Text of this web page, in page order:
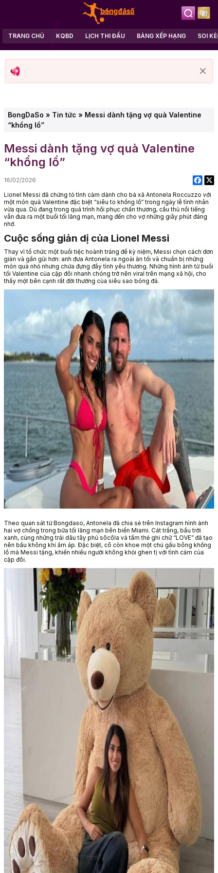
TRANG CHỦ KQBD LỊCH THI ĐẤU BẢNG XẾP HẠNG SOI
BongDaSo » Tin tức » Messi dành tặng vợ quà Valentine
“khổng lồ”
Messi dành tặng vợ quà Valentine
“khổng lồ”
16/02/2026
Lionel Messi đã chứng tỏ tình cảm dành cho bà xã Antonela Roccuzzo với
một món quà Valentine đặc biệt “siêu to khổng lồ” trong ngày lễ tình nhân
vừa qua. Dù đang trong quá trình hồi phục chấn thương, cầu thủ nổi tiếng
vẫn đưa ra một buổi tối lãng mạn, mang đến cho vợ những giây phút đáng
nhớ.
Cuộc sống giản dị của Lionel Messi
Thay vì tổ chức một buổi tiệc hoành tráng để kỷ niệm, Messi chọn cách đơn
giản và gần gũi hơn: anh đưa Antonela ra ngoài ăn tối và chuẩn bị những
món quà nhỏ nhưng chứa đựng đầy tình yêu thương. Những hình ảnh từ buổi
tối Valentine của cặp đôi nhanh chóng trở nên viral trên mạng xã hội, cho
thấy một bên cạnh rất đời thường của siêu sao bóng đá.
Theo quan sát từ Bongdaso, Antonela đã chia sẻ trên Instagram hình ảnh
hai vợ chồng trong bữa tối lãng mạn bên biển Miami. Cát trắng, bầu trời
xanh, cùng những trái dâu tây phủ sôcôla và tấm thẻ ghi chữ “LOVE” đã tạo
nên bầu không khí ấm áp. Đặc biệt, cô còn khoe một chú gấu bông khổng
lồ mà Messi tặng, khiến nhiều người không khỏi ghen tị với tình cảm của
cặp đôi.